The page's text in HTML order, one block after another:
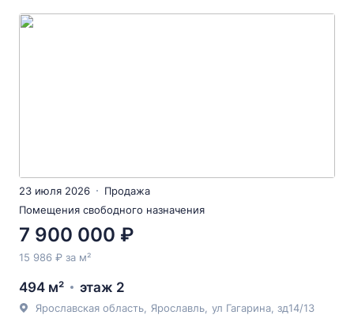
23 июля 2026
Продажа
Помещения свободного назначения
7 900 000 ₽
15 986 ₽ за м²
494 м² этаж 2
Ярославская область Ярославль ул Гагарина , зд14/13